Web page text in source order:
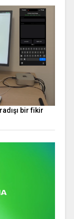
bir fikir